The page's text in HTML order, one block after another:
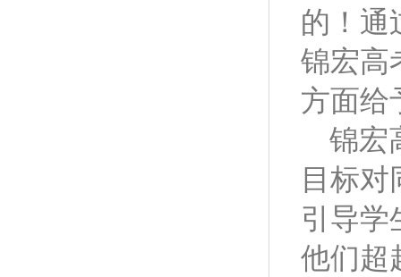
的！通
锦宏高
方面给
锦宏
目标
引导学
他们超